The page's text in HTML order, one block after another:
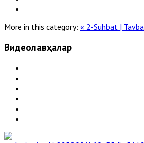
More in this category: « 2-Suhbat | Tavba
Видеолавҳалар